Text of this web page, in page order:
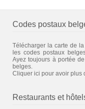
Codes postaux
Télécharger la carte de
les codes postaux
Ayez toujours à portée
belges.
Cliquer ici pour avoir plus
Restaurants et